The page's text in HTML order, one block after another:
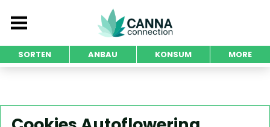
SORTEN ANBAU KONSUM MORE